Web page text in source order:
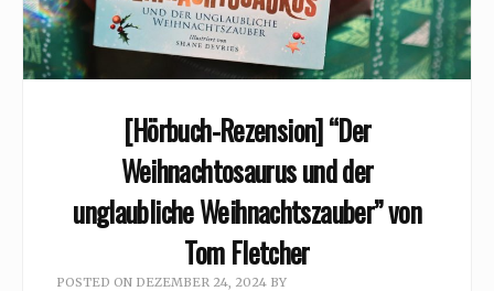
[Hörbuch-Rezension] “Der
Weihnachtosaurus und der
unglaubliche Weihnachtszauber” von
Tom Fletcher
POSTED ON DEZEMBER 24, 2024 BY